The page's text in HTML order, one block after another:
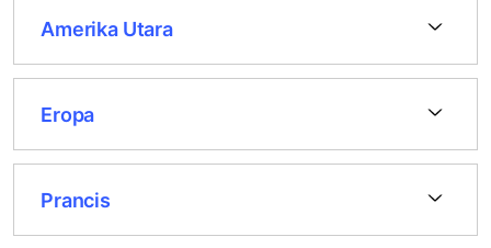
Amerika Utara
Eropa
Prancis